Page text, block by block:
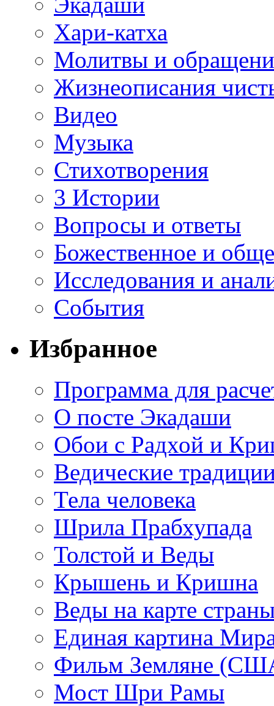
Хари-катха
Молитвы и
Жизнеописания
Видео
Музыка
Стихотворения
3 Истории
Вопросы и ответы
Божественное и
Исследования и
События
Избранное
Программа для
О посте Экадаши
Обои с Радхой и
Ведические
Тела человека
Шрила Прабхупада
Толстой и Веды
Крышень и Кришна
Веды на карте
Единая картина
Фильм Земляне
Мост Шри Рамы